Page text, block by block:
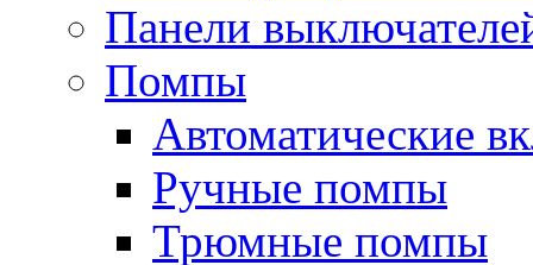
Панели
Помпы
Автоматические
Ручные помпы
Трюмные помпы